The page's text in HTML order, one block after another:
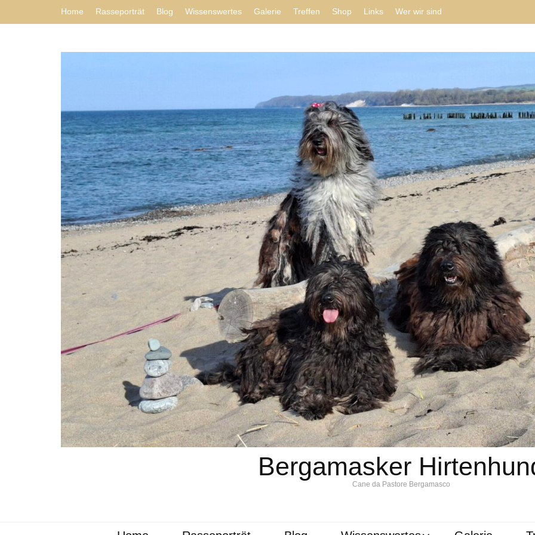
Home Rasseporträt Blog Wissenswertes Galerie Treffen Shop Links Wer wir sind
Bergamasker
Cane da Pastore Bergamasco